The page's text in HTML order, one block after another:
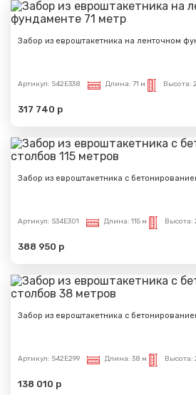
Забор из евроштакетника на ленточном
Артикул: S42E338 Длина: 71 м Высота:
317 740 р
Забор из евроштакетника с
Артикул: S34E301 Длина: 115 м Высота:
388 950 р
Забор из евроштакетника с
Артикул: S42E299 Длина: 38 м Высота:
138 010 р
Спасибо за обращение, наш